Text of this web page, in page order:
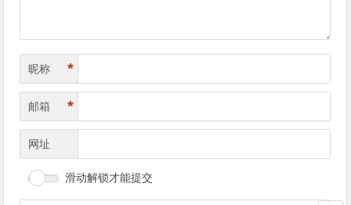
昵称 *
邮箱 *
网址
滑动解锁才能提交